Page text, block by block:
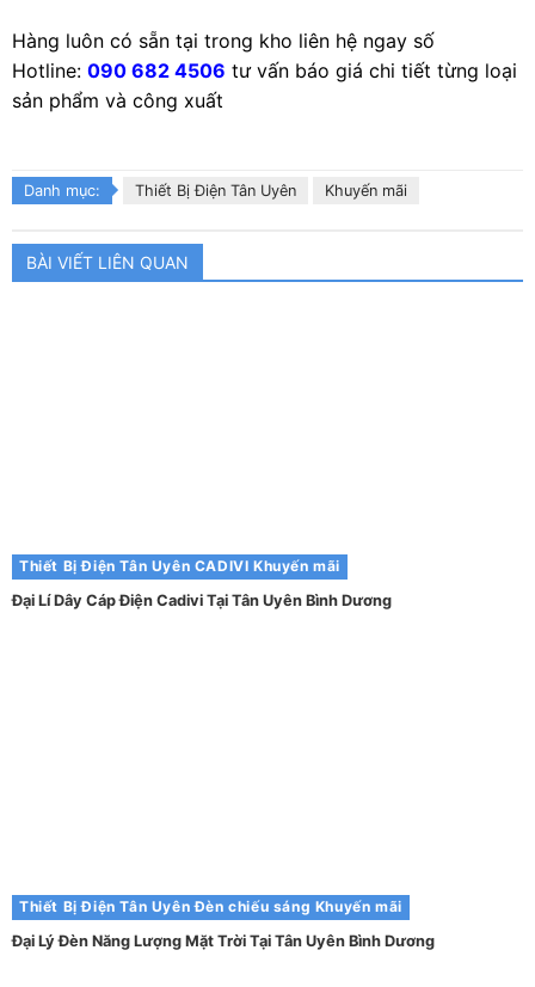
Hàng luôn có sẵn tại trong kho liên hệ ngay số
Hotline: 090 682 4506 tư vấn báo giá chi tiết từng loại
sản phẩm và công xuất
Danh mục: Thiết Bị Điện Tân Uyên Khuyến mãi
BÀI VIẾT LIÊN QUAN
Thiết Bị Điện Tân Uyên CADIVI Khuyến mãi
Đại Lí Dây Cáp Điện Cadivi Tại Tân Uyên Bình Dương
Thiết Bị Điện Tân Uyên Đèn chiếu sáng Khuyến mãi
Đại Lý Đèn Năng Lượng Mặt Trời Tại Tân Uyên Bình Dương